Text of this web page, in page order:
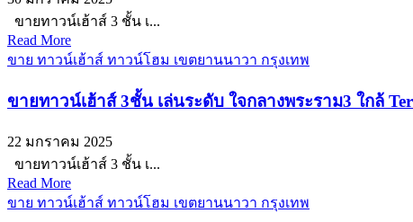
ขายทาวน์เฮ้าส์ 3 ชั้น เ...
Read More
ขาย ทาวน์เฮ้าส์ ทาวน์โฮม เขตยานนาวา กรุงเทพ
ขายทาวน์เฮ้าส์ 3ชั้น เล่นระดับ ใจกลางพระราม3 ใกล้
22 มกราคม 2025
ขายทาวน์เฮ้าส์ 3 ชั้น เ...
Read More
ขาย ทาวน์เฮ้าส์ ทาวน์โฮม เขตยานนาวา กรุงเทพ